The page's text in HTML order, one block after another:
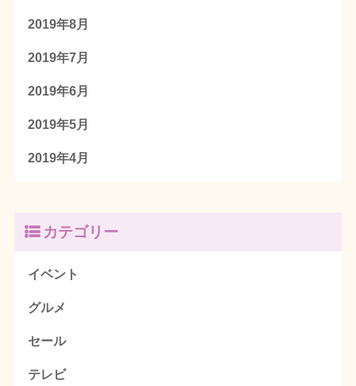
2019年8月
2019年7月
2019年6月
2019年5月
2019年4月
カテゴリー
イベント
グルメ
セール
テレビ